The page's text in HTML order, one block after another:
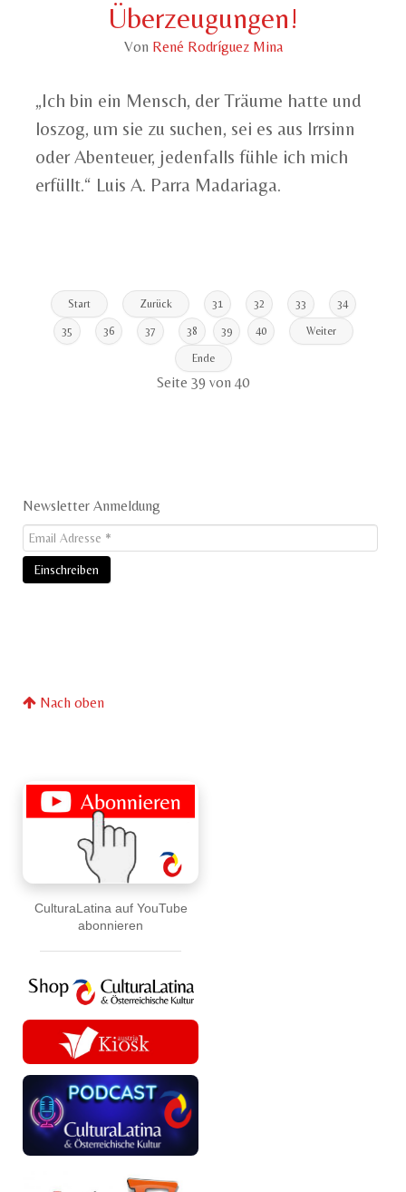
CulturaLatina auf YouTube
abonnieren
Überzeugungen!
Von René Rodríguez Mina
„Ich bin ein Mensch, der Träume hatte und
loszog, um sie zu suchen, sei es aus Irrsinn
oder Abenteuer, jedenfalls fühle ich mich
erfüllt.“ Luis A. Parra Madariaga.
Start Zurück 31 32 33 34
35 36 37 38 39 40 Weiter
Ende
Seite 39 von 40
Newsletter Anmeldung
Nach oben